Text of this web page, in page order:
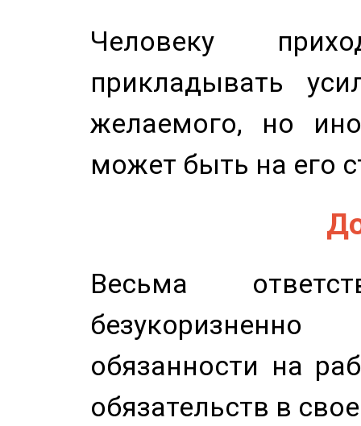
Человеку
прикладывать
желаемого, но
может быть на его
Весьма
обязанности на
обязательств в